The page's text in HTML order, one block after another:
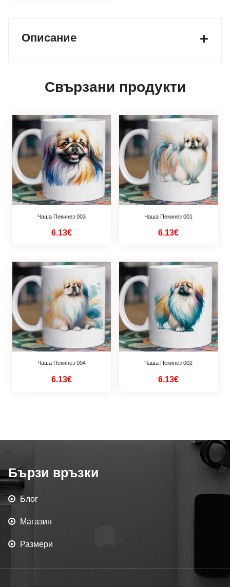
Описание
Свързани продукти
Чаша Пекинез 003
6.13€
Чаша Пекинез 001
6.13€
Чаша Пекинез 004
6.13€
Чаша Пекинез 002
6.13€
Бързи връзки
Блог
Магазин
Размери